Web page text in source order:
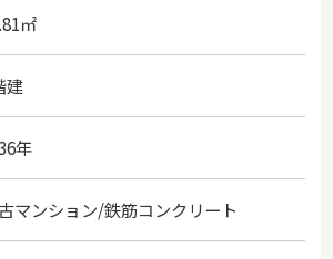
㎡
建
年
マンション/鉄筋コンクリート